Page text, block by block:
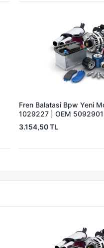
Fren Balatasi Bpw Yeni
1029227 | OEM
3.154,50 TL